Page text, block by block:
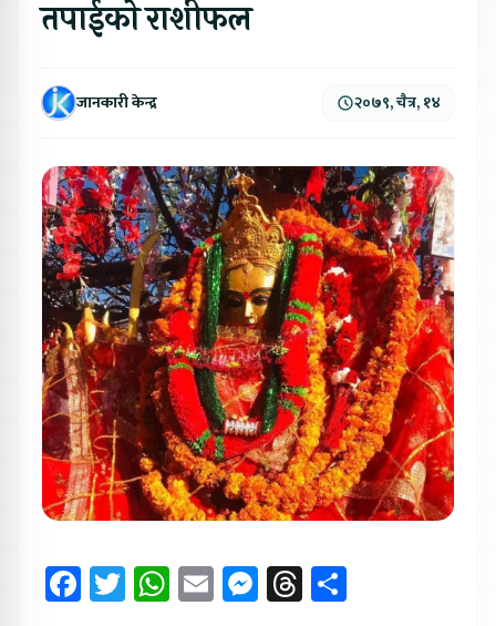
तपाईको राशीफल
जानकारी केन्द्र २०७९, चैत्र, १४
Facebook
Twitter
WhatsApp
EmailMessenger
Threads